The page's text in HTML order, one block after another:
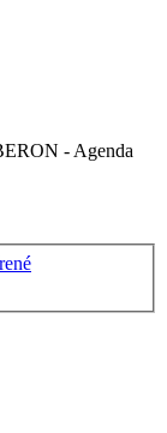
- Agenda